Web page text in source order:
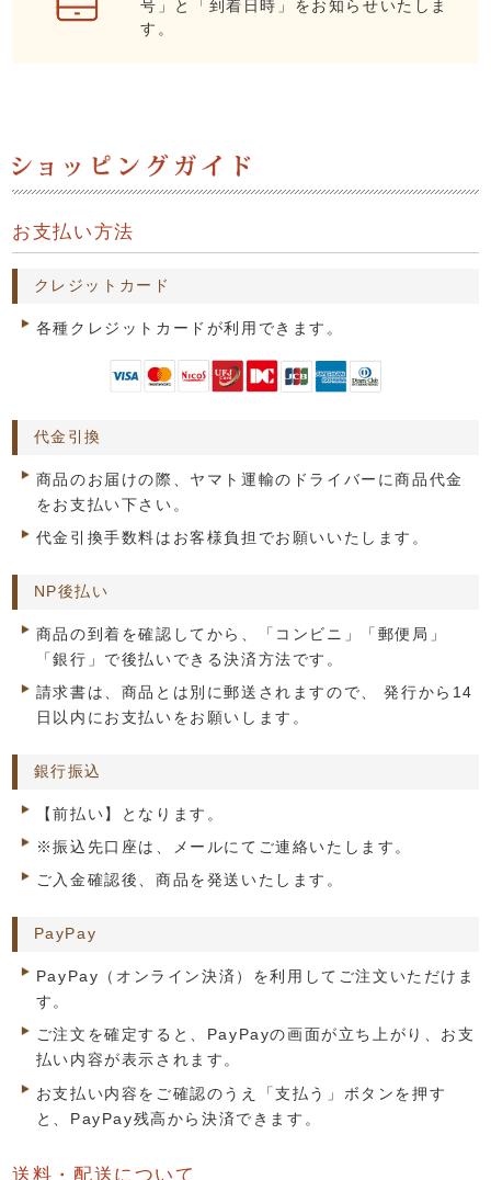
号」と「到着日時」をお知らせいたしま
す。
お支払い方法
クレジットカード
各種クレジットカードが利用できます。
代金引換
商品のお届けの際、ヤマト運輸のドライバーに商品代金
をお支払い下さい。
代金引換手数料はお客様負担でお願いいたします。
NP後払い
商品の到着を確認してから、「コンビニ」「郵便局」
「銀行」で後払いできる決済方法です。
請求書は、商品とは別に郵送されますので、 発行から14
日以内にお支払いをお願いします。
銀行振込
【前払い】となります。
※振込先口座は、メールにてご連絡いたします。
ご入金確認後、商品を発送いたします。
PayPay
PayPay（オンライン決済）を利用してご注文いただけま
す。
ご注文を確定すると、PayPayの画面が立ち上がり、お支
払い内容が表示されます。
お支払い内容をご確認のうえ「支払う」ボタンを押す
と、PayPay残高から決済できます。
送料・配送について